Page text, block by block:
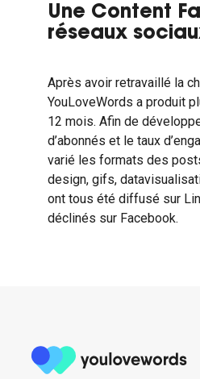
Une Content
réseaux
Après avoir retravaillé la
YouLoveWords a produit
12 mois. Afin de
d’abonnés et le taux
varié les formats des
design, gifs,
ont tous été diffusé sur
déclinés sur Facebook.